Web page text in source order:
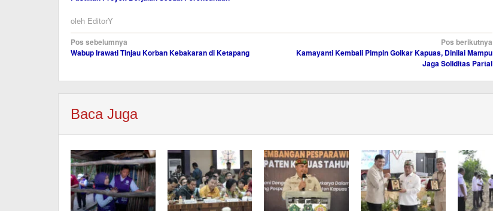
oleh EditorY
Navigasi
pos
Pos sebelumnya
Wabup Irawati Tinjau Korban Kebakaran di Ketapang
Pos berikutnya
Kamayanti Kembali Pimpin Golkar Kapuas, Dinilai Mampu
Jaga Soliditas Partai
Baca Juga